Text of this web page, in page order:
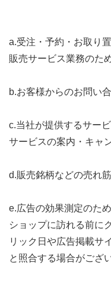
a.受注・予約・お取り
販売サービス業務のた
b.お客様からのお問い
c.当社が提供するサー
サービスの案内・キャ
d.販売銘柄などの売れ
e.広告の効果測定のた
ショップに訪れる前に
リック日や広告掲載サ
と照合する場合がござ